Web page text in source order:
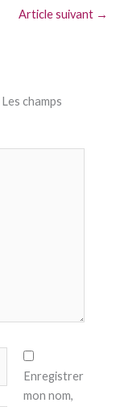
Article suivant →
Les champs
Enregistrer
mon nom,